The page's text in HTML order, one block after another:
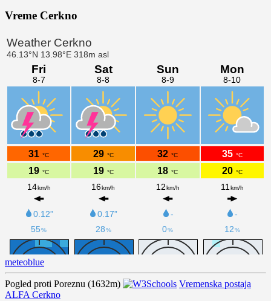
Vreme Cerkno
meteoblue
Pogled proti Poreznu (1632m)
Vremenska postaja
ALFA Cerkno